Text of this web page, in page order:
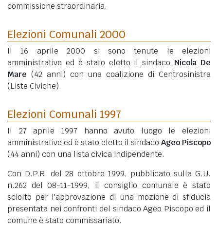
commissione straordinaria.
Elezioni Comunali 2000
Il 16 aprile 2000 si sono tenute le elezioni
amministrative ed è stato eletto il sindaco Nicola De
Mare (42 anni) con una coalizione di Centrosinistra
(Liste Civiche).
Elezioni Comunali 1997
Il 27 aprile 1997 hanno avuto luogo le elezioni
amministrative ed è stato eletto il sindaco Ageo Piscopo
(44 anni) con una lista civica indipendente.
Con D.P.R. del 28 ottobre 1999, pubblicato sulla G.U.
n.262 del 08-11-1999, il consiglio comunale è stato
sciolto per l'approvazione di una mozione di sfiducia
presentata nei confronti del sindaco Ageo Piscopo ed il
comune è stato commissariato.